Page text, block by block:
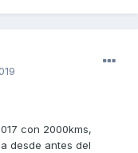
con 2000kms,
desde antes del